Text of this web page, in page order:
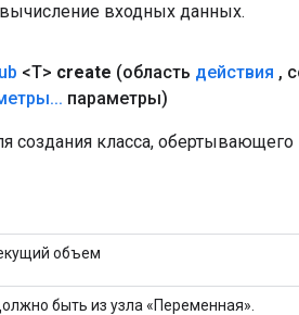
входных данных.
<T> create (область действия ,
... параметры)
создания класса,
объем
быть из узла «Переменная».